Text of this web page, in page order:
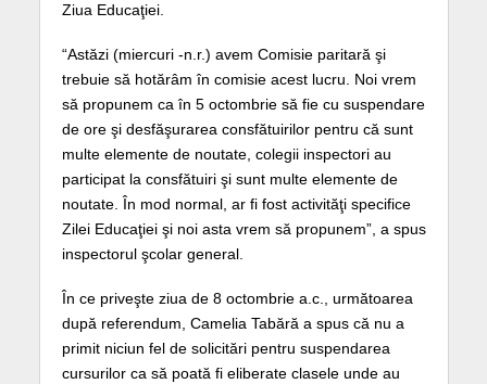
Ziua Educaţiei.
“Astăzi (miercuri -n.r.) avem Comisie paritară şi
trebuie să hotărâm în comisie acest lucru. Noi vrem
să propunem ca în 5 octombrie să fie cu suspendare
de ore şi desfăşurarea consfătuirilor pentru că sunt
multe elemente de noutate, colegii inspectori au
participat la consfătuiri şi sunt multe elemente de
noutate. În mod normal, ar fi fost activităţi specifice
Zilei Educaţiei şi noi asta vrem să propunem”, a spus
inspectorul şcolar general.
În ce priveşte ziua de 8 octombrie a.c., următoarea
după referendum, Camelia Tabără a spus că nu a
primit niciun fel de solicitări pentru suspendarea
cursurilor ca să poată fi eliberate clasele unde au